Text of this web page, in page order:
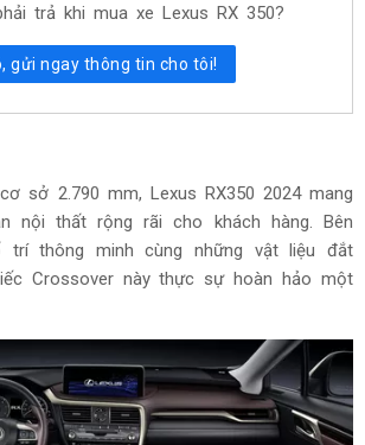
trả khi mua xe Lexus RX 350?
gửi ngay thông tin cho tôi!
sở 2.790 mm, Lexus RX350 2024 mang
nội thất rộng rãi cho khách hàng. Bên
trí thông minh cùng những vật liệu đắt
Crossover này thực sự hoàn hảo một